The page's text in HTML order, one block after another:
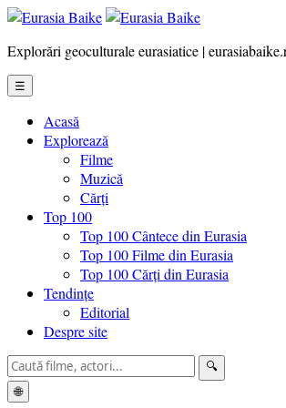
Explorări geoculturale eurasiatice |
☰
Acasă
Explorează
Filme
Muzică
Cărți
Top 100
Top 100 Cântece din Eurasia
Top 100 Filme din Eurasia
Top 100 Cărți din Eurasia
Tendințe
Editorial
Despre site
🔍
🌐